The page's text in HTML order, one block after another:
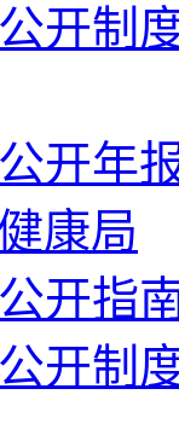
开制
开年
康局
开指
开制